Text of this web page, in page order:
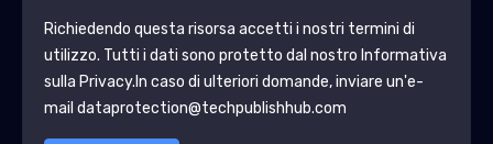
Richiedendo questa risorsa accetti i nostri termini di
utilizzo. Tutti i dati sono protetto dal nostro Informativa
sulla Privacy.In caso di ulteriori domande, inviare un'e-
mail dataprotection@techpublishhub.com